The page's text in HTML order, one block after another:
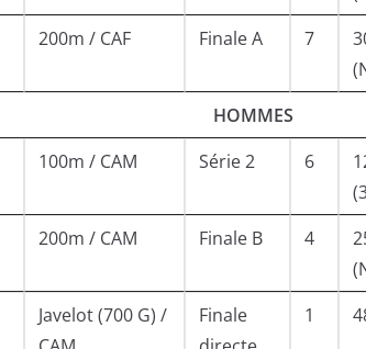
200m / CAF Finale A 7
HOMMES
100m / CAM Série 2 6
200m / CAM Finale B 4
Javelot (700 G) /
Finale
1